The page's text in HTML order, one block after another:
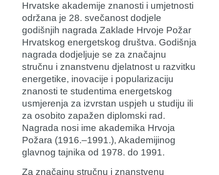
Hrvatske akademije znanosti i umjetnosti
održana je 28. svečanost dodjele
godišnjih nagrada Zaklade Hrvoje Požar
Hrvatskog energetskog društva. Godišnja
nagrada dodjeljuje se za značajnu
stručnu i znanstvenu djelatnost u razvitku
energetike, inovacije i popularizaciju
znanosti te studentima energetskog
usmjerenja za izvrstan uspjeh u studiju ili
za osobito zapažen diplomski rad.
Nagrada nosi ime akademika Hrvoja
Požara (1916.–1991.), Akademijinog
glavnog tajnika od 1978. do 1991.
Za značajnu stručnu i znanstvenu